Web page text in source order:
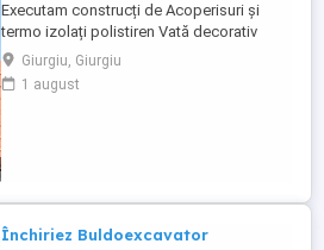
Executam construcți de Acoperisuri și
termo izolați polistiren Vată decorativ
.Tencuieli Lavabile.etc... Sisteme
complete dulgherie Mansardari Terase
foișoare Asteria ale Montaj invelitoare
Giurgiu, Giurgiu
1 august
Închiriez Buldoexcavator